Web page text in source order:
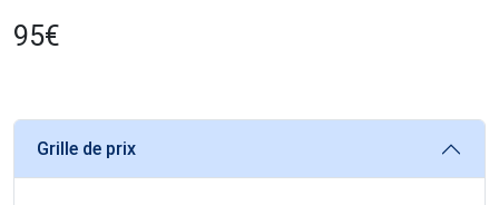
95€
Grille de prix